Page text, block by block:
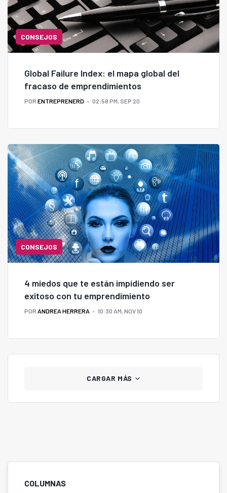
CONSEJOS
Global Failure Index: el mapa global del
fracaso de emprendimientos
POR ENTREPRENERD 02:58 PM, SEP 20
CONSEJOS
4 miedos que te están impidiendo ser
exitoso con tu emprendimiento
POR ANDREA HERRERA 10:30 AM, NOV 10
CARGAR MÁS
COLUMNAS